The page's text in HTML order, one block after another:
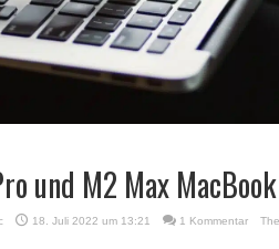
und M2 Max
18. Juli 2022 um 13:21 1 Kommentar